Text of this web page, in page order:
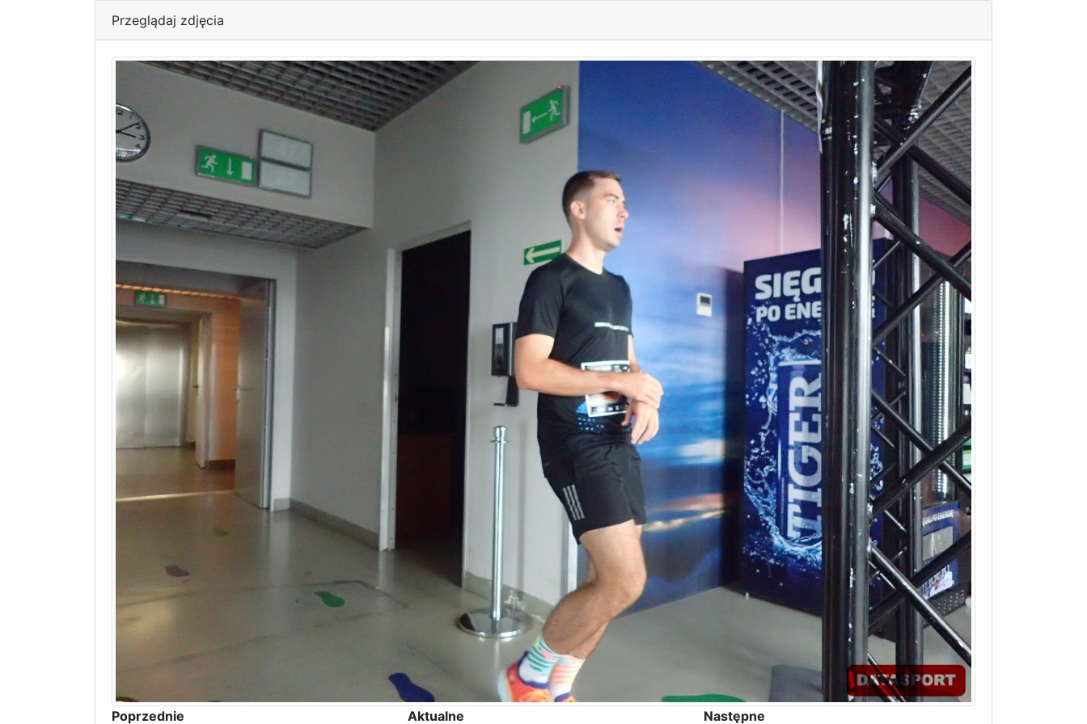
Przeglądaj zdjęcia
Poprzednie Aktualne Następne